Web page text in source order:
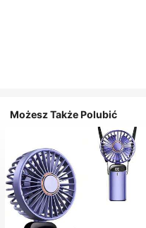
Możesz Także Polubić